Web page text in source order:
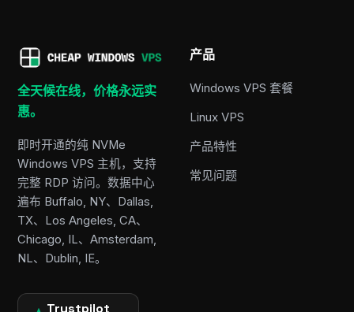
全天候在线，价格永远实
惠。
即时开通的纯 NVMe
Windows VPS 主机，支持
完整 RDP 访问。数据中心
遍布 Buffalo, NY、Dallas,
TX、Los Angeles, CA、
Chicago, IL、Amsterdam,
NL、Dublin, IE。
产品
Windows VPS 套餐
Linux VPS
产品特性
常见问题